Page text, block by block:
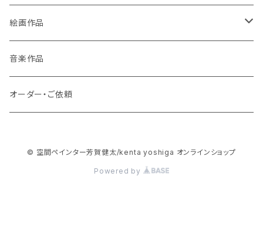
ポストカード
缶バッチ
ストラップ
絵画作品
原画作品
風景画
複製画作品
音楽作品
オーダー・ご依頼
© 空間ペインター芳賀健太/kenta yoshiga オンラインショップ
Powered by